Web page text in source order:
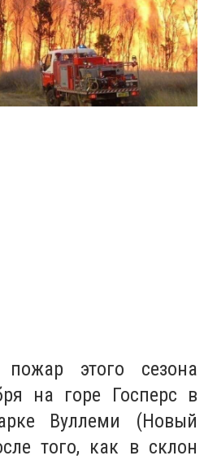
этого сезона
на горе Госперс в
Вуллеми (Новый
того, как в склон